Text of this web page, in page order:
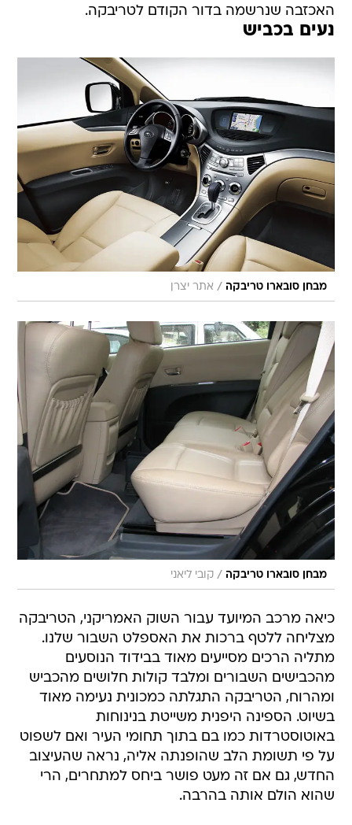
האכזבה שנרשמה בדור הקודם לטריבקה.
נעים בכביש
מבחן סובארו טריבקה / אתר יצרן
מבחן סובארו טריבקה / קובי ליאני
כיאה מרכב המיועד עבור השוק האמריקני, הטריבקה
מצליחה ללטף ברכות את האספלט השבור שלנו.
מתליה הרכים מסייעים מאוד בבידוד הנוסעים
מהכבישים השבורים ומלבד קולות חלושים מהכביש
ומהרוח, הטריבקה התגלתה כמכונית נעימה מאוד
בשיוט. הספינה היפנית משייטת בנינוחות
באוטוסטרדות כמו בם בתוך תחומי העיר ואם לשפוט
על פי תשומת הלב שהופנתה אליה, נראה שהעיצוב
החדש, גם אם זה מעט פושר ביחס למתחרים, הרי
שהוא הולם אותה בהרבה.